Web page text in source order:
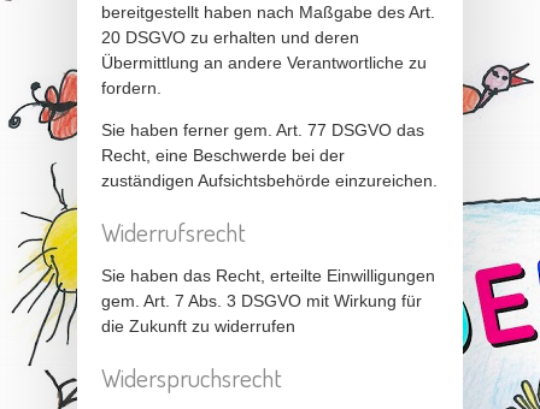
bereitgestellt haben nach Maßgabe des Art.
20 DSGVO zu erhalten und deren
Übermittlung an andere Verantwortliche zu
fordern.
Sie haben ferner gem. Art. 77 DSGVO das
Recht, eine Beschwerde bei der
zuständigen Aufsichtsbehörde einzureichen.
Widerrufsrecht
Sie haben das Recht, erteilte Einwilligungen
gem. Art. 7 Abs. 3 DSGVO mit Wirkung für
die Zukunft zu widerrufen
Widerspruchsrecht